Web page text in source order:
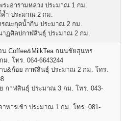
ระอารามหลวง ประมาณ 1 กม.
ำ ประมาณ 2 กม.
รณะกุดน้ำกิน ประมาณ 2 กม.
าฏศิลปกาฬสินธุ์ ประมาณ 2 กม.
น Coffee&MilkTea ถนนชัยสุนทร
. โทร. 064-6643244
าบ&ก้อย กาฬสินธุ์ ประมาณ 2 กม. โทร.
ย กาฬสินธุ์ ประมาณ 3 กม. โทร. 043-
าหารเช้า ประมาณ 1 กม. โทร. 081-